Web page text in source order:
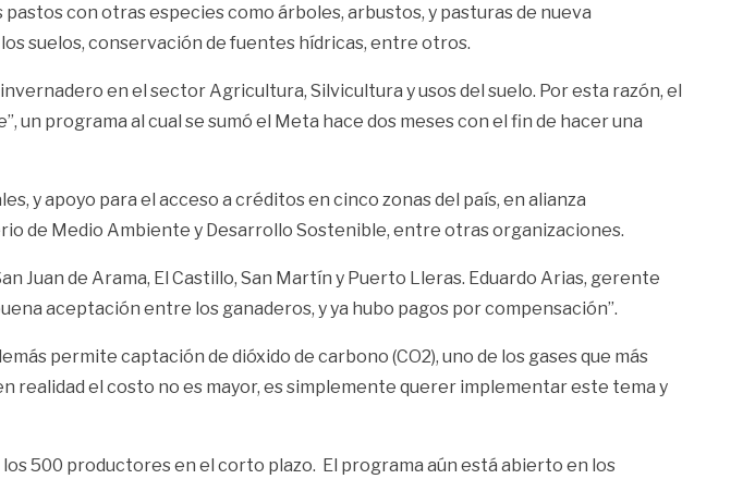
con otras especies como árboles, arbustos, y pasturas de nueva
suelos, conservación de fuentes hídricas, entre otros.
en el sector Agricultura, Silvicultura y usos del suelo. Por esta razón, el
un programa al cual se sumó el Meta hace dos meses con el fin de hacer una
y apoyo para el acceso a créditos en cinco zonas del país, en alianza
de Medio Ambiente y Desarrollo Sostenible, entre otras organizaciones.
Juan de Arama, El Castillo, San Martín y Puerto Lleras. Eduardo Arias, gerente
aceptación entre los ganaderos, y ya hubo pagos por compensación”.
permite captación de dióxido de carbono (CO2), uno de los gases que más
realidad el costo no es mayor, es simplemente querer implementar este tema y
500 productores en el corto plazo. El programa aún está abierto en los